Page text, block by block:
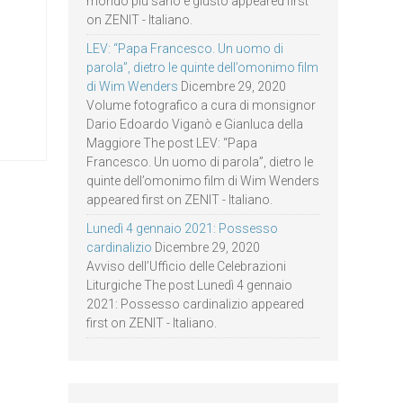
on ZENIT - Italiano.
LEV: “Papa Francesco. Un uomo di
parola”, dietro le quinte dell’omonimo film
di Wim Wenders Dicembre 29, 2020
Volume fotografico a cura di monsignor
Dario Edoardo Viganò e Gianluca della
Maggiore The post LEV: “Papa
Francesco. Un uomo di parola”, dietro le
quinte dell’omonimo film di Wim Wenders
appeared first on ZENIT - Italiano.
Lunedì 4 gennaio 2021: Possesso
cardinalizio Dicembre 29, 2020
Avviso dell’Ufficio delle Celebrazioni
Liturgiche The post Lunedì 4 gennaio
2021: Possesso cardinalizio appeared
first on ZENIT - Italiano.